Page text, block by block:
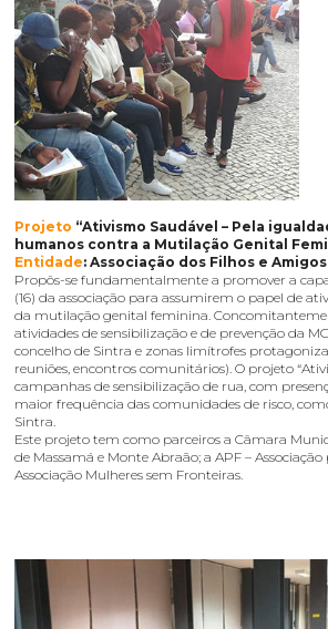
Projeto “Ativismo Saudável – Pela
humanos contra a Mutilação Genital
Entidade: Associação dos Filhos e
Propôs-se fundamentalmente a promover a
(16) da associação para assumirem o papel de
da mutilação genital feminina.
atividades de sensibilização e de prevenção da
concelho de Sintra e zonas limítrofes
reuniões, encontros comunitários). O projeto
campanhas de sensibilização de rua, com
maior frequência das comunidades de risco,
Sintra.
Este projeto tem como parceiros a Câmara
de Massamá e Monte Abraão; a APF –
Associação Mulheres sem Fronteiras.